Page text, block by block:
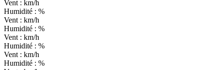
Vent : km/h
Humidité : %
Vent : km/h
Humidité : %
Vent : km/h
Humidité : %
Vent : km/h
Humidité : %